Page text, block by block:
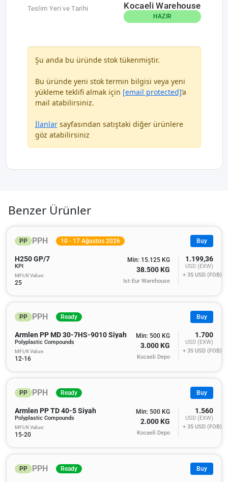
Teslim Yeri ve Tarihi Kocaeli Warehouse
HAZIR
Şu anda bu üründe stok tükenmiştir.
Bu üründe yeni stok termin bilgisi veya yeni
yükleme teklifi almak için [email protected]’a
mail atabilirsiniz.
İlanlarsayfasından satıştaki diğer ürünlere
göz atabilirsiniz
Benzer Ürünler
PP PPH 10 - 17 Ağustos 2026 Buy
H250 GP/7
KPI
MFI/K Value:
25
Min: 15.125 KG
38.500 KG
Ist-Eur Warehouse
1.199,36
USD (EXW)
+ 35 USD (FOB)
PP PPH Ready Buy
Armlen PP MD 30-7HS-9010 Siyah
Polyplastic Compounds
MFI/K Value:
12-16
Min: 500 KG
3.000 KG
Kocaeli Depo
1.700
USD (EXW)
+ 35 USD (FOB)
PP PPH Ready Buy
Armlen PP TD 40-5 Siyah
Polyplastic Compounds
MFI/K Value:
15-20
Min: 500 KG
2.000 KG
Kocaeli Depo
1.560
USD (EXW)
+ 35 USD (FOB)
PP PPH Ready Buy